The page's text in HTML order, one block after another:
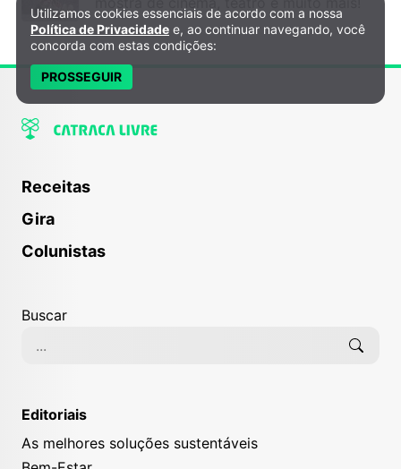
Receitas
Gira
Colunistas
Buscar
Editoriais
As melhores soluções sustentáveis
Política de Privacidade e Cookies
Utilizamos cookies essenciais de acordo com a nossa
Política de Privacidade e, ao continuar navegando, você
concorda com estas condições:
PROSSEGUIR